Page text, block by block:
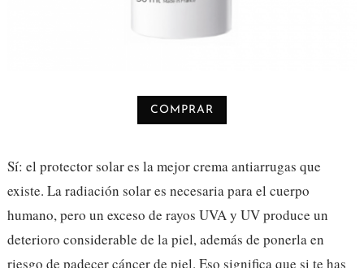
COMPRAR
Sí: el protector solar es la mejor crema antiarrugas que
existe. La radiación solar es necesaria para el cuerpo
humano, pero un exceso de rayos UVA y UV produce un
deterioro considerable de la piel, además de ponerla en
riesgo de padecer cáncer de piel. Eso significa que si te has